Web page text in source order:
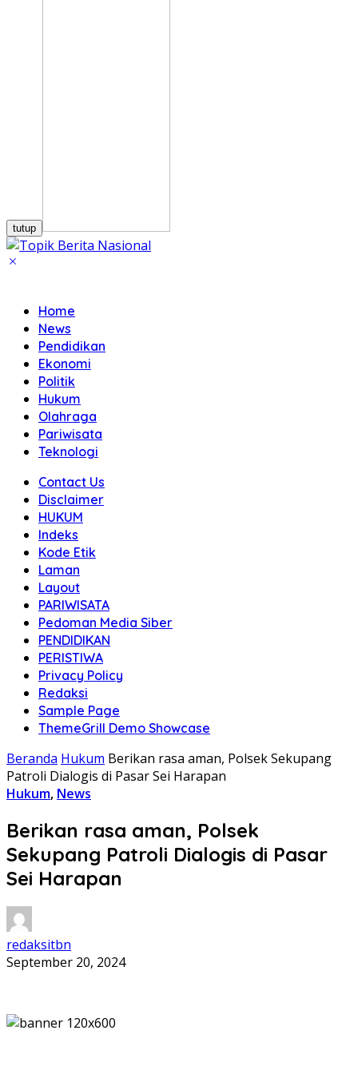
tutup
Home
News
Pendidikan
Ekonomi
Politik
Hukum
Olahraga
Pariwisata
Teknologi
Contact Us
Disclaimer
HUKUM
Indeks
Kode Etik
Laman
Layout
PARIWISATA
Pedoman Media Siber
PENDIDIKAN
PERISTIWA
Privacy Policy
Redaksi
Sample Page
ThemeGrill Demo Showcase
Beranda Hukum Berikan rasa aman, Polsek Sekupang
Patroli Dialogis di Pasar Sei Harapan
Hukum, News
Berikan rasa aman, Polsek
Sekupang Patroli Dialogis di Pasar
Sei Harapan
redaksitbn
September 20, 2024